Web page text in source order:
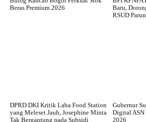
Beras Premium 2026
Baru,
RSUD
DPRD DKI Kritik Laba Food Station
yang Meleset Jauh, Josephine Minta
Tak Bergantung pada Subsidi
Gubernur
Digital ASN
2026